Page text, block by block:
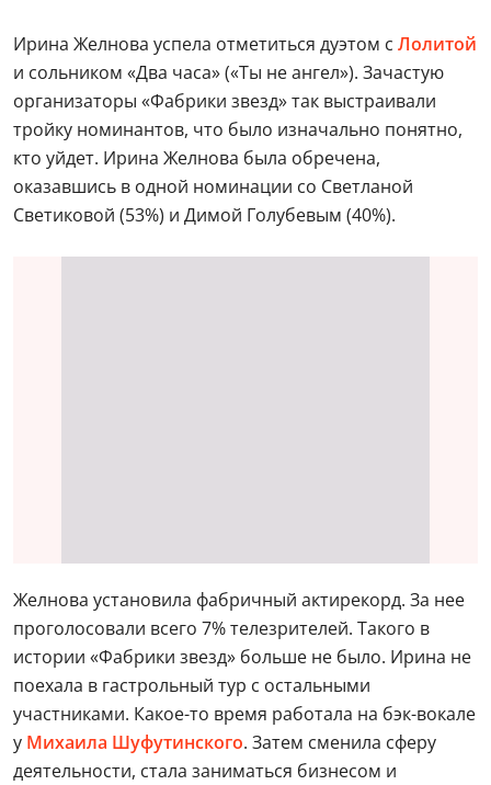
Ирина Желнова успела отметиться дуэтом с Лолитой
и сольником «Два часа» («Ты не ангел»). Зачастую
организаторы «Фабрики звезд» так выстраивали
тройку номинантов, что было изначально понятно,
кто уйдет. Ирина Желнова была обречена,
оказавшись в одной номинации со Светланой
Светиковой (53%) и Димой Голубевым (40%).
Желнова установила фабричный актирекорд. За нее
проголосовали всего 7% телезрителей. Такого в
истории «Фабрики звезд» больше не было. Ирина не
поехала в гастрольный тур с остальными
участниками. Какое-то время работала на бэк-вокале
у Михаила Шуфутинского. Затем сменила сферу
деятельности, стала заниматься бизнесом и